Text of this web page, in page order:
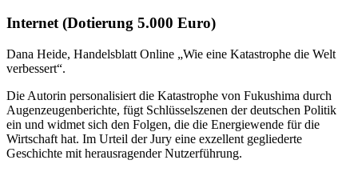
Internet(Dotierung 5.000 Euro)
Dana Heide, Handelsblatt Online „Wie eine Katastrophe die Welt
verbessert“.
Die Autorin personalisiert die Katastrophe von Fukushima durch
Augenzeugenberichte, fügt Schlüsselszenen der deutschen Politik
ein und widmet sich den Folgen, die die Energiewende für die
Wirtschaft hat. Im Urteil der Jury eine exzellent gegliederte
Geschichte mit herausragender Nutzerführung.